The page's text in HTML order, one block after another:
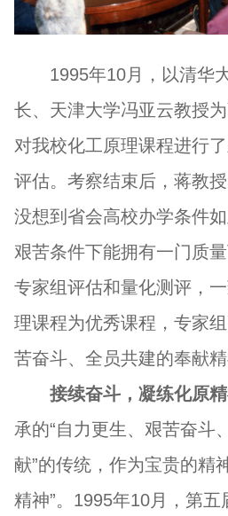
1995年10月，以清华
长、天津大学冯亚云教授
对我校化工原理课程进行
评估。考察结束后，蒋教授
没想到省会高校办学条件
艰苦条件下能拥有一门质
专家组评估和量化测评，
理课程为优秀课程，专家
苦奋斗、全员共建的奉献精
接续奋斗，凝练化原精
承的“自力更生、艰苦奋斗
献”的传统，作为宝贵的精
精神”。 1995年10月，第五